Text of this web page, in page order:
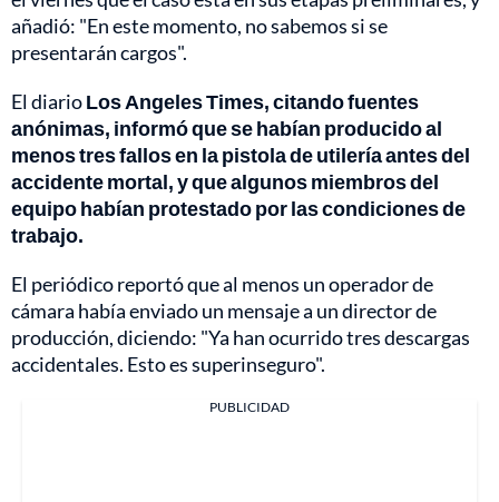
añadió: "En este momento, no sabemos si se
presentarán cargos".
El diarioLos Angeles Times, citando fuentes
anónimas, informó que se habían producido al
menos tres fallos en la pistola de utilería antes del
accidente mortal, y que algunos miembros del
equipo habían protestado por las condiciones de
trabajo.
El periódico reportó que al menos un operador de
cámara había enviado un mensaje a un director de
producción, diciendo: "Ya han ocurrido tres descargas
accidentales. Esto es superinseguro".
PUBLICIDAD